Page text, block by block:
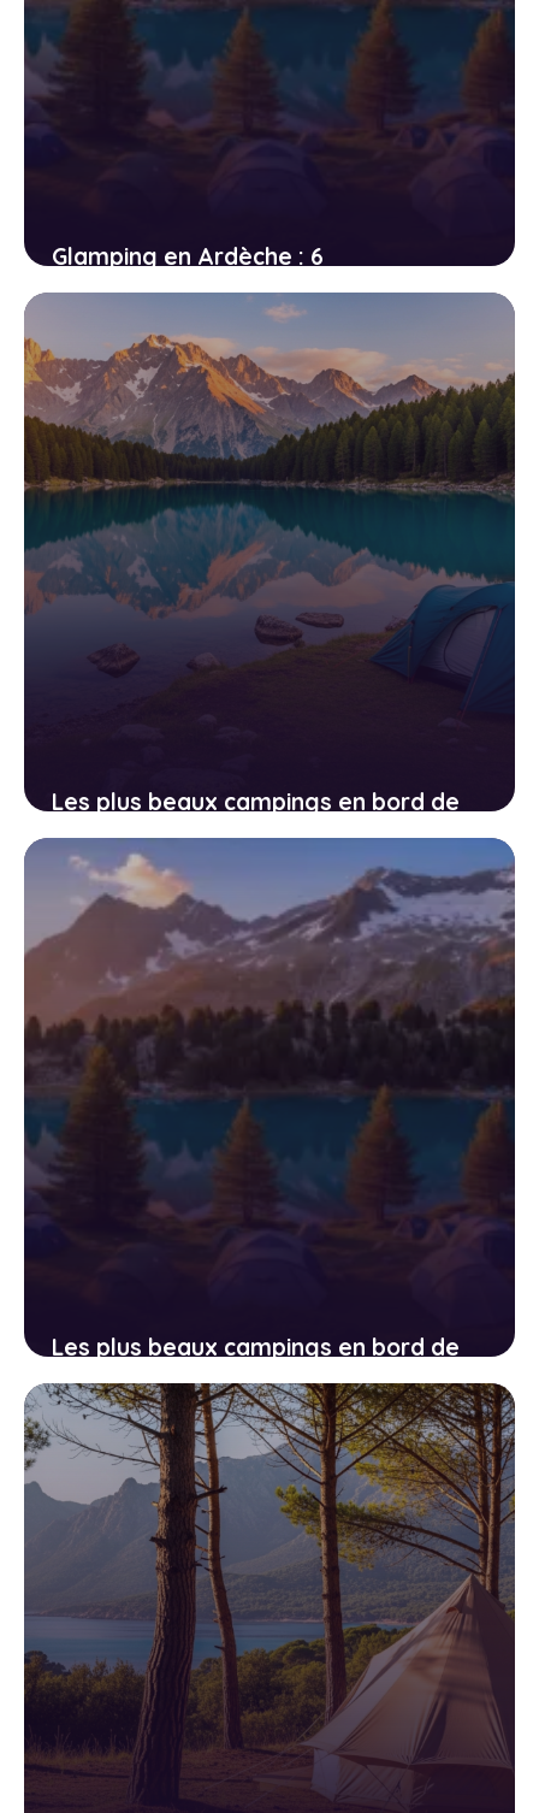
Glamping en Ardèche : 6
hébergements insolites entre gorges
et forêts de châtaigniers
14 avril 2026
Les plus beaux campings en bord de
lac en France : notre sélection 2026
13 avril 2026
Les plus beaux campings en bord de
lac dans les Alpes françaises
10 avril 2026